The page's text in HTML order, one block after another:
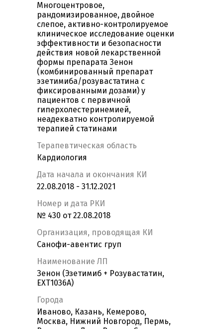
Многоцентровое,
рандомизированное, двойное
слепое, активно-контролируемое
клиническое исследование оценки
эффективности и безопасности
действия новой лекарственной
формы препарата Зенон
(комбинированный препарат
эзетимиба/розувастатина с
фиксированными дозами) у
пациентов с первичной
гиперхолестеринемией,
неадекватно контролируемой
терапией статинами
Терапевтическая область
Кардиология
Дата начала и окончания КИ
22.08.2018 - 31.12.2021
Номер и дата РКИ
№ 430 от 22.08.2018
Организация, проводящая КИ
Санофи-авентис груп
Наименование ЛП
Зенон (Эзетимиб + Розувастатин,
EXT1036A)
Города
Иваново, Казань, Кемерово,
Москва, Нижний Новгород, Пермь,